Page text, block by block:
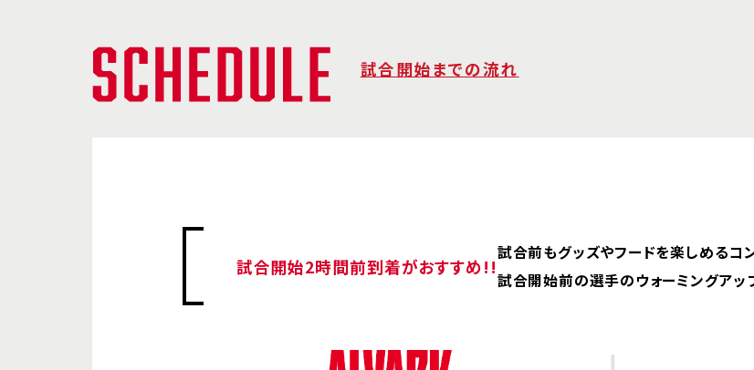
試合開始までの流れ
試合開始2時間前到着がおすすめ!!
試合前もグッズやフードを楽しめるコ
試合開始前の選手のウォーミングアッ